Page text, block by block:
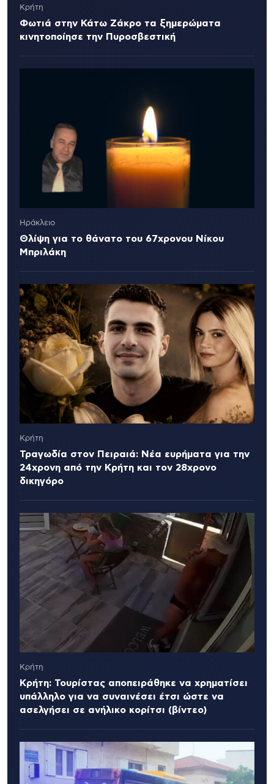
Κρήτη
Φωτιά στην Κάτω Ζάκρο τα ξημερώματα
κινητοποίησε την Πυροσβεστική
Ηράκλειο
Θλίψη για το θάνατο του 67χρονου Νίκου
Μπριλάκη
Κρήτη
Τραγωδία στον Πειραιά: Νέα ευρήματα για την
24χρονη από την Κρήτη και τον 28χρονο
δικηγόρο
Κρήτη
Κρήτη: Τουρίστας αποπειράθηκε να χρηματίσει
υπάλληλο για να συναινέσει έτσι ώστε να
ασελγήσει σε ανήλικο κορίτσι (βίντεο)